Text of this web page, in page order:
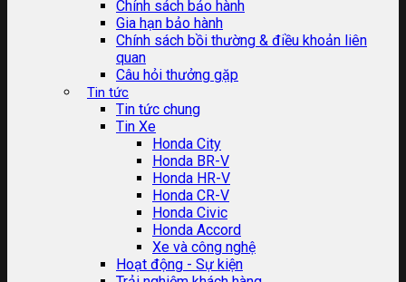
Chính sách bảo hành
Gia hạn bảo hành
Chính sách bồi thường & điều khoản liên
quan
Câu hỏi thưởng gặp
Tin tức
Tin tức chung
Tin Xe
Honda City
Honda BR-V
Honda HR-V
Honda CR-V
Honda Civic
Honda Accord
Xe và công nghệ
Hoạt động - Sự kiện